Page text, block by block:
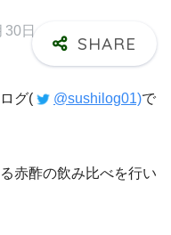
日
グ( @sushilog01)で
赤酢の飲み比べを行い